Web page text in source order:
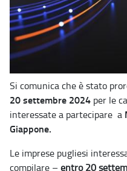
Si comunica che è stato
20settembre 2024 per le
interessate a partecipare a
Giappone.
Le imprese pugliesi
compilare – entro 20